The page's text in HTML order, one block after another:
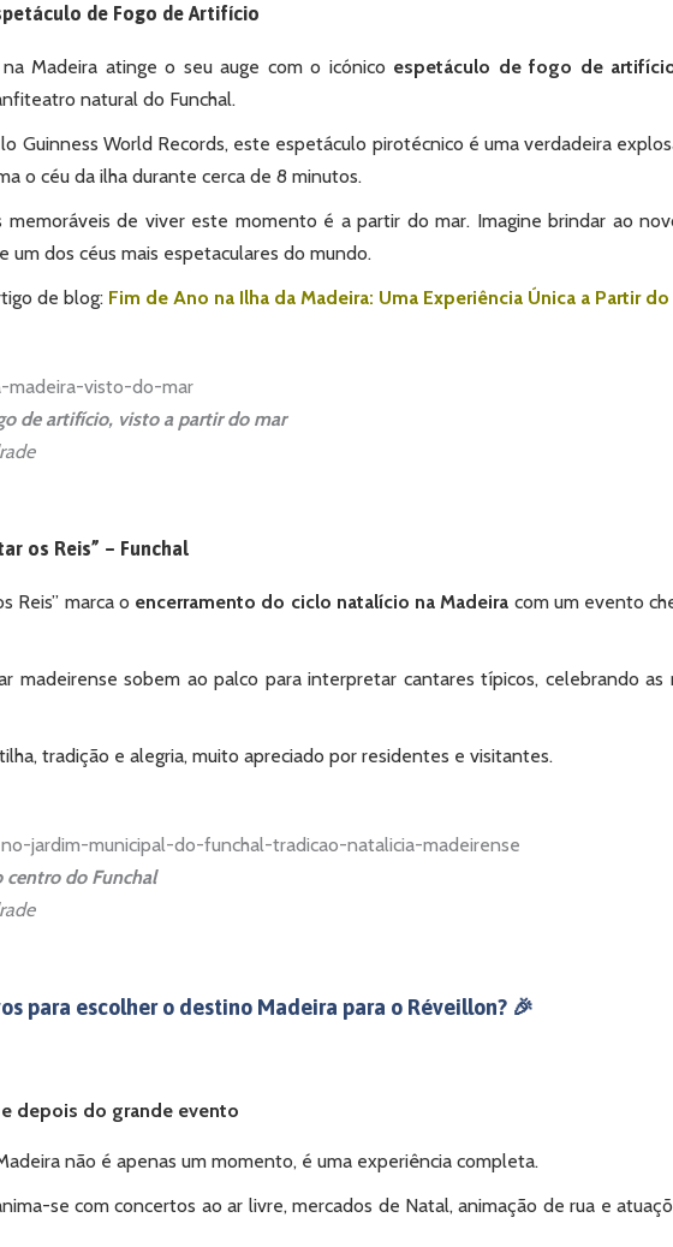
de Fogo de Artifício
Madeira atinge o seu auge com o icónico espetáculo de fogo de
natural do Funchal.
Guinness World Records, este espetáculo pirotécnico é uma verdadeira
o céu da ilha durante cerca de 8 minutos.
memoráveis de viver este momento é a partir do mar. Imagine brindar ao
um dos céus mais espetaculares do mundo.
de blog: Fim de Ano na Ilha da Madeira: Uma Experiência Única a Partir do
de artifício, visto a partir do mar
os Reis” – Funchal
Reis” marca o encerramento do ciclo natalício na Madeira com um evento
madeirense sobem ao palco para interpretar cantares típicos, celebrando as
tradição e alegria, muito apreciado por residentes e visitantes.
centro do Funchal
para escolher o destino Madeira para o Réveillon? 🎉
depois do grande evento
não é apenas um momento, é uma experiência completa.
se com concertos ao ar livre, mercados de Natal, animação de rua e